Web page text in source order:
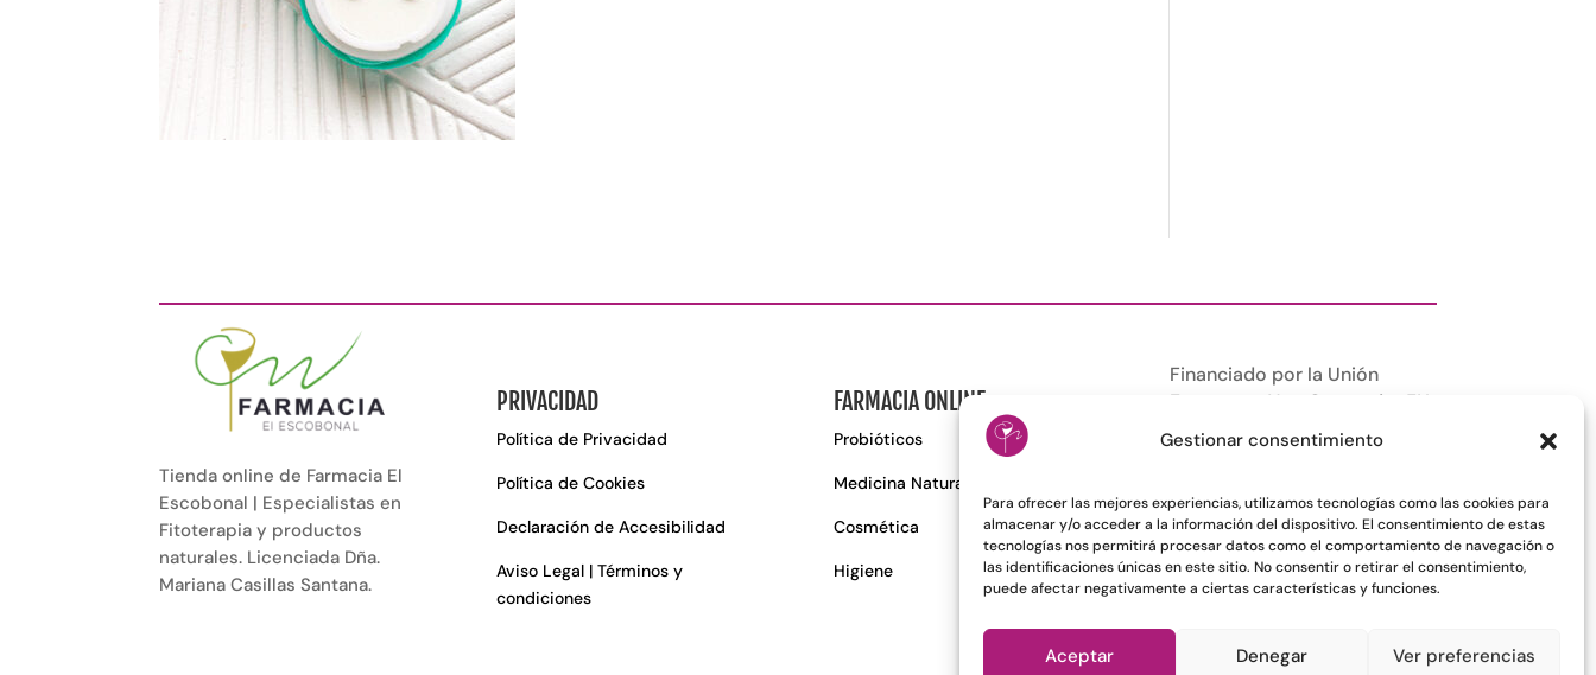
Gestionar consentimiento
Para ofrecer las mejores experiencias, utilizamos tecnologías como las cookies para
almacenar y/o acceder a la información del dispositivo. El consentimiento de estas
tecnologías nos permitirá procesar datos como el comportamiento de navegación o
las identificaciones únicas en este sitio. No consentir o retirar el consentimiento,
puede afectar negativamente a ciertas características y funciones.
Aceptar Denegar Ver preferencias
Tienda online de Farmacia El
Escobonal | Especialistas en
Fitoterapia y productos
naturales. Licenciada Dña.
Mariana Casillas Santana.
PRIVACIDAD
Política de Privacidad
Política de Cookies
Declaración de Accesibilidad
Aviso Legal | Términos y
condiciones
FARMACIA ONLINE
Probióticos
Medicina Natural
Cosmética
Higiene
Financiado por la Unión
Europea – NextGenerationEU